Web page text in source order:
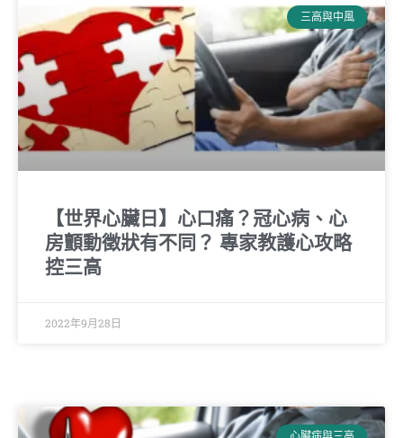
三高與中風
【世界心臟日】心口痛？冠心病、心
房顫動徵狀有不同？ 專家教護心攻略
控三高
2022年9月28日